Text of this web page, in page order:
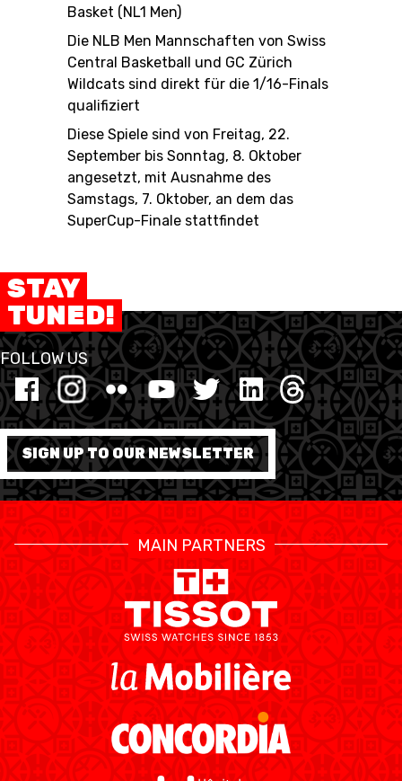
Basket (NL1 Men)
Die NLB Men Mannschaften von Swiss
Central Basketball und GC Zürich
Wildcats sind direkt für die 1/16-Finals
qualifiziert
Diese Spiele sind von Freitag, 22.
September bis Sonntag, 8. Oktober
angesetzt, mit Ausnahme des
Samstags, 7. Oktober, an dem das
SuperCup-Finale stattfindet
STAY
TUNED!
FOLLOW US
SIGN UP TO OUR NEWSLETTER
MAIN PARTNERS